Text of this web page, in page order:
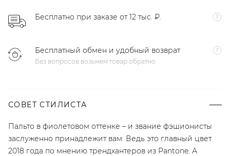
Бесплатно при заказе от 12 тыс. ₽.
Бесплатный обмен и удобный возврат
Без вопросов возьмем товар обратно
СОВЕТ СТИЛИСТА
Пальто в фиолетовом оттенке – и звание фэшионисты
заслуженно принадлежит вам. Ведь это главный цвет
2018 года по мнению трендхантеров из Pantone. А